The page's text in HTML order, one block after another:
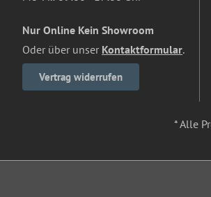
Nur Online Kein Showroom
Oder über unser Kontaktformular.
Vertrag widerrufen
* Alle